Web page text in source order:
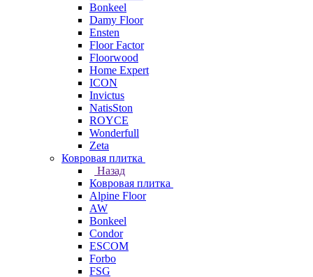
Bonkeel
Damy Floor
Ensten
Floor Factor
Floorwood
Home Expert
ICON
Invictus
NatisSton
ROYCE
Wonderfull
Zeta
Ковровая плитка
Назад
Ковровая плитка
Alpine Floor
AW
Bonkeel
Condor
ESCOM
Forbo
FSG